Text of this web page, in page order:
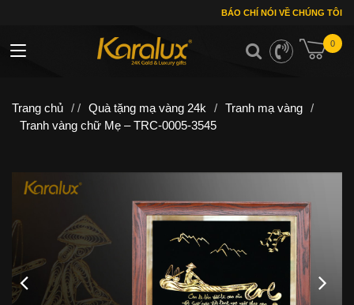
BÁO CHÍ NÓI VỀ CHÚNG TÔI
0
Toggle navigation
Trang chủ / / Quà tặng mạ vàng 24k / Tranh mạ vàng /
Tranh vàng chữ Mẹ – TRC-0005-3545